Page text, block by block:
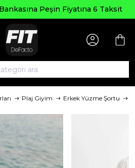
Peşin Fiyatına 6 Taksit
Plaj Giyim Erkek Yüzme Şortu